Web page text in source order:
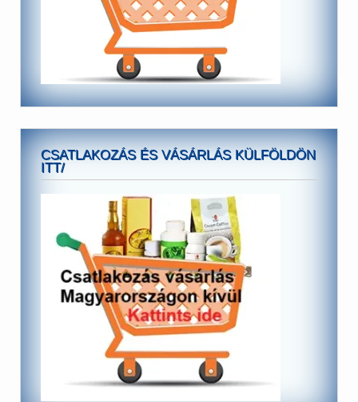
CSATLAKOZÁS ÉS VÁSÁRLÁS KÜLFÖLDÖN
ITT/